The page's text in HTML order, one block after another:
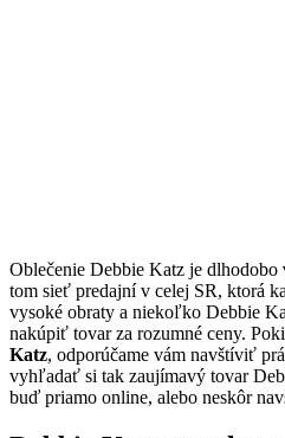
Oblečenie Debbie Katz je dlhodobo
tom sieť predajní v celej SR, ktorá
vysoké obraty a niekoľko Debbie
nakúpiť tovar za rozumné ceny.
Katz, odporúčame vám navštíviť
vyhľadať si tak zaujímavý tovar
buď priamo online, alebo neskôr